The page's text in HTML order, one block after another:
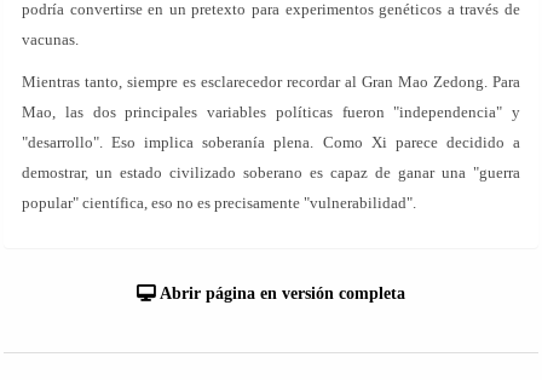
podría convertirse en un pretexto para experimentos genéticos a través de
vacunas.
Mientras tanto, siempre es esclarecedor recordar al Gran Mao Zedong. Para
Mao, las dos principales variables políticas fueron "independencia" y
"desarrollo". Eso implica soberanía plena. Como Xi parece decidido a
demostrar, un estado civilizado soberano es capaz de ganar una "guerra
popular" científica, eso no es precisamente "vulnerabilidad".
Abrir página en versión completa